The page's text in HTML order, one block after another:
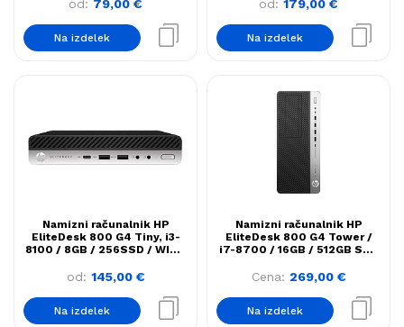
od: 79,00 €
Na izdelek
od: 179,00 €
Na izdelek
Namizni računalnik HP
EliteDesk 800 G4 Tiny, i3-
8100 / 8GB / 256SSD / WIN11
od: 145,00 €
Na izdelek
Namizni računalnik HP
EliteDesk 800 G4 Tower /
i7-8700 / 16GB / 512GB SSD
Cena: 269,00 €
Na izdelek